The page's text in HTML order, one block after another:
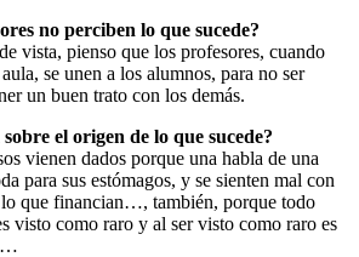
no perciben lo que sucede?
vista, pienso que los profesores, cuando
se unen a los alumnos, para no ser
un buen trato con los demás.
el origen de lo que sucede?
vienen dados porque una habla de una
para sus estómagos, y se sienten mal con
lo que financian…, también, porque todo
visto como raro y al ser visto como raro es